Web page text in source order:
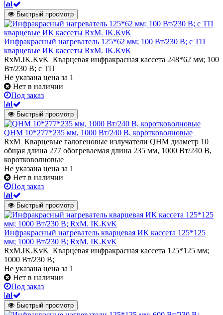
Быстрый просмотр
Инфракрасный нагреватель 125*62 мм; 100 Вт/230 В; с ТП
кварцевые ИК кассеты RxM. IK.KvK
RxM.IK.KvK_Кварцевая инфракрасная кассета 248*62 мм; 100
Вт/230 В; с ТП
Не указана цена за 1
Нет в наличии
Под заказ
Быстрый просмотр
QHM 10*277*235 мм, 1000 Вт/240 В, коротковолновые
RxM_Кварцевые галогеновые излучатели QHM диаметр 10
общая длина 277 обогреваемая длина 235 мм, 1000 Вт/240 В,
коротковолновые
Не указана цена за 1
Нет в наличии
Под заказ
Быстрый просмотр
Инфракрасный нагреватель кварцевая ИК кассета 125*125
мм; 1000 Вт/230 В; RxM. IK.KvK
RxM.IK.KvK_Кварцевая инфракрасная кассета 125*125 мм;
1000 Вт/230 В;
Не указана цена за 1
Нет в наличии
Под заказ
Быстрый просмотр